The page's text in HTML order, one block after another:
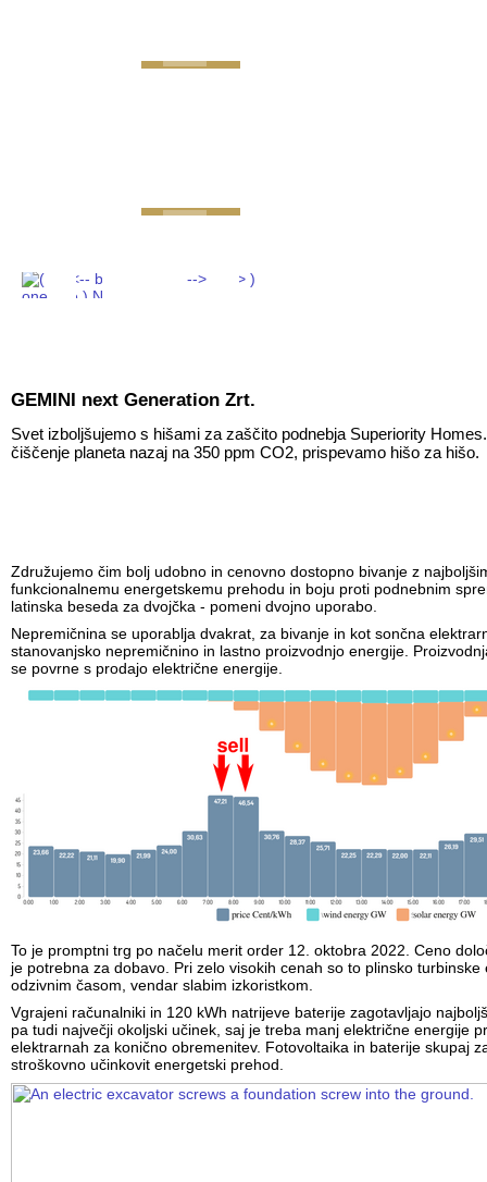
GEMINI next Generation Zrt.
Svet izboljšujemo s hišami za zaščito podnebja Superiority
čiščenje planeta nazaj na 350 ppm CO2, prispevamo hišo za hišo.
Združujemo čim bolj udobno in cenovno dostopno bivanje z
funkcionalnemu energetskemu prehodu in boju proti podnebnim
latinska beseda za dvojčka - pomeni dvojno uporabo.
Nepremičnina se uporablja dvakrat, za bivanje in kot sončna
stanovanjsko nepremičnino in lastno proizvodnjo energije.
se povrne s prodajo električne energije.
To je promptni trg po načelu merit order 12. oktobra 2022. Ceno
je potrebna za dobavo. Pri zelo visokih cenah so to plinsko turbinske
odzivnim časom, vendar slabim izkoristkom.
Vgrajeni računalniki in 120 kWh natrijeve baterije zagotavljajo
pa tudi največji okoljski učinek, saj je treba manj električne energije
elektrarnah za konično obremenitev. Fotovoltaika in baterije skupaj
stroškovno učinkovit energetski prehod.